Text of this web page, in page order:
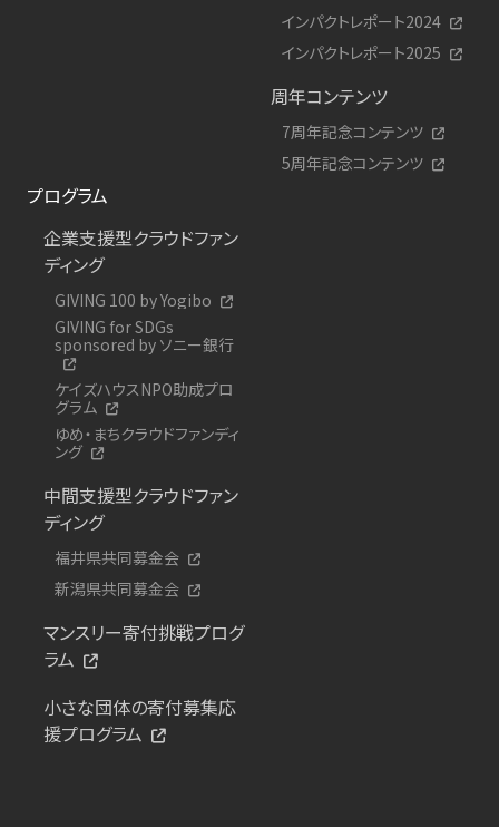
インパクトレポート2024
インパクトレポート2025
周年コンテンツ
7周年記念コンテンツ
5周年記念コンテンツ
プログラム
企業支援型クラウドファン
ディング
GIVING 100 by Yogibo
GIVING for SDGs
sponsored by ソニー銀行
ケイズハウスNPO助成プロ
グラム
ゆめ・まちクラウドファンディ
ング
中間支援型クラウドファン
ディング
福井県共同募金会
新潟県共同募金会
マンスリー寄付挑戦プログ
ラム
小さな団体の寄付募集応
援プログラム